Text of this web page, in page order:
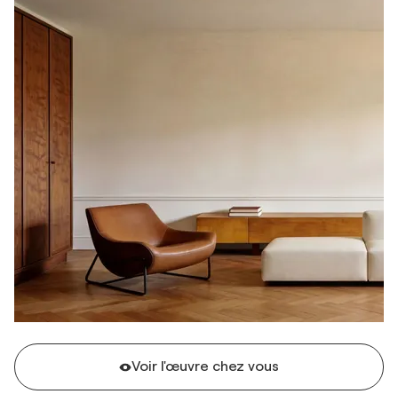
Voir l'œuvre chez vous